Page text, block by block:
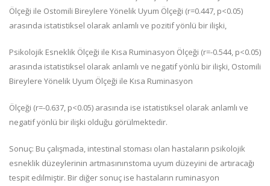
Ölçeği ile Ostomili Bireylere Yönelik Uyum Ölçeği (r=0.447, p<0.05)
arasında istatistiksel olarak anlamlı ve pozitif yönlü bir ilişki,
Psikolojik Esneklik Ölçeği ile Kısa Ruminasyon Ölçeği (r=-0.544, p<0.05)
arasında istatistiksel olarak anlamlı ve negatif yönlü bir ilişki, Ostomili
Bireylere Yönelik Uyum Ölçeği ile Kısa Ruminasyon
Ölçeği (r=-0.637, p<0.05) arasında ise istatistiksel olarak anlamlı ve
negatif yönlü bir ilişki olduğu görülmektedir.
Sonuç: Bu çalışmada, intestinal stoması olan hastaların psikolojik
esneklik düzeylerinin artmasınınstoma uyum düzeyini de artıracağı
tespit edilmiştir. Bir diğer sonuç ise hastaların ruminasyon